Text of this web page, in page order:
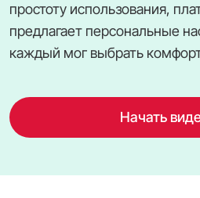
простоту использования,
предлагает персональные
каждый мог выбрать
Начать